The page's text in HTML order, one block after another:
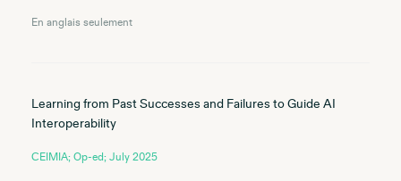
En anglais seulement
Learning from Past Successes and Failures to Guide AI
Interoperability
CEIMIA; Op-ed; July 2025